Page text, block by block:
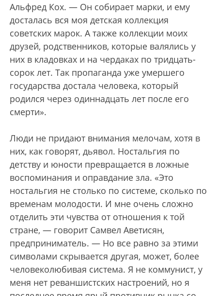
Альфред Кох. — Он собирает марки, и ему
досталась вся моя детская коллекция
советских марок. А также коллекции моих
друзей, родственников, которые валялись у
них в кладовках и на чердаках по тридцать-
сорок лет. Так пропаганда уже умершего
государства достала человека, который
родился через одиннадцать лет после его
смерти».
Люди не придают внимания мелочам, хотя в
них, как говорят, дьявол. Ностальгия по
детству и юности превращается в ложные
воспоминания и оправдание зла. «Это
ностальгия не столько по системе, сколько по
временам молодости. И мне очень сложно
отделить эти чувства от отношения к той
стране, — говорит Самвел Аветисян,
предприниматель. — Но все равно за этими
символами скрывается другая, может, более
человеколюбивая система. Я не коммунист, у
меня нет реваншистских настроений, но я